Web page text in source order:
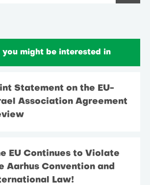
you might be interested in
Statement on the EU-
Association Agreement
EU Continues to Violate
Aarhus Convention and
Law!